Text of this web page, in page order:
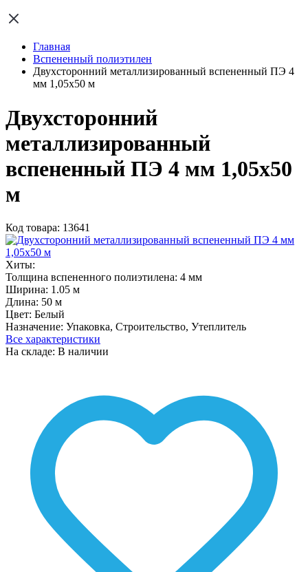
Главная
Вспененный полиэтилен
Двухсторонний металлизированный вспененный ПЭ 4
мм 1,05x50 м
Двухсторонний
металлизированный
вспененный ПЭ 4 мм 1,05x50
м
Код товара: 13641
Хиты:
Толщина вспененного полиэтилена: 4 мм
Ширина: 1.05 м
Длина: 50 м
Цвет: Белый
Назначение: Упаковка, Строительство, Утеплитель
Все характеристики
На складе: В наличии